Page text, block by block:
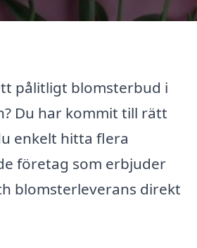
pålitligt blomsterbud i
Du har kommit till rätt
enkelt hitta flera
företag som erbjuder
blomsterleverans direkt